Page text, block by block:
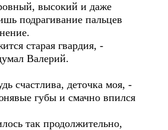
высокий и даже
подрагивание пальцев
старая гвардия, -
Валерий.
счастлива, деточка моя, -
губы и смачно впился
так продолжительно,